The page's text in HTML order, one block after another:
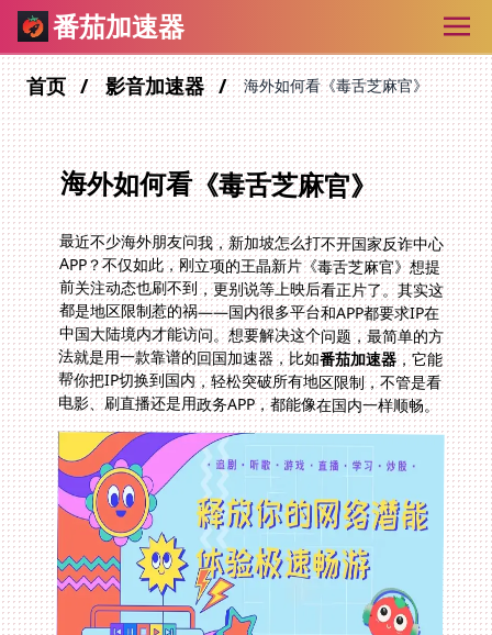
番茄加速器
首页 影音加速器 海外如何看《毒舌芝麻官》
海外如何看《毒舌芝麻官》
最近不少海外朋友问我，新加坡怎么打不开国家反诈中心
APP？不仅如此，刚立项的王晶新片《毒舌芝麻官》想提
前关注动态也刷不到，更别说等上映后看正片了。其实这
都是地区限制惹的祸——国内很多平台和APP都要求IP在
中国大陆境内才能访问。想要解决这个问题，最简单的方
法就是用一款靠谱的回国加速器，比如番茄加速器，它能
帮你把IP切换到国内，轻松突破所有地区限制，不管是看
电影、刷直播还是用政务APP，都能像在国内一样顺畅。